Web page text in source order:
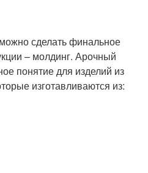
сделать финальное
– молдинг. Арочный
понятие для изделий из
изготавливаются из: